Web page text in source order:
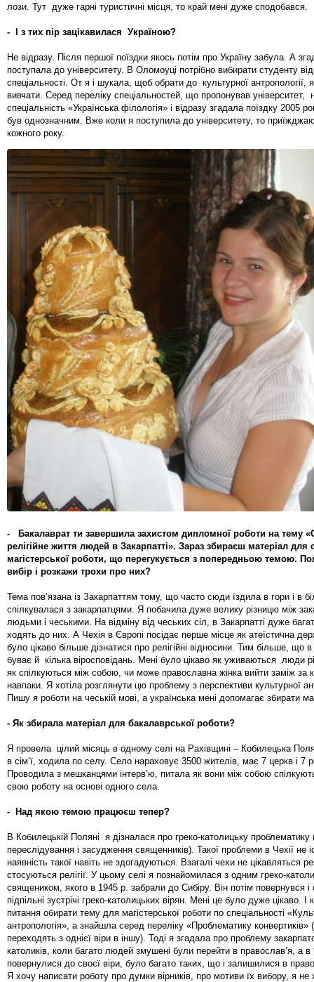
лози. Тут дуже гарні туристичні місця, то край мені дуже сподобався.
- І з тих пір зацікавилася Україною?
Не відразу. Після першої поїздки якось потім про Україну забула. А
поступала до університету. В Оломоуці потрібно вибирати студенту
спеціальності. От я і шукала, щоб обрати до культурної антропології,
вивчати. Серед переліку спеціальностей, що пропонував університет,
спеціальність «Українська філологія» і відразу згадала поїздку 2005
був однозначним. Вже коли я поступила до університету, то
кожного року.
- Бакалаврат ти завершила захистом дипломної роботи на тему
релігійне життя людей в Закарпатті». Зараз збираєш матеріал для
магістерської роботи, що перегукується з попередньою темою.
вибір і розкажи трохи про них?
Тема пов’язана із Закарпаттям тому, що часто сюди їздила в гори і в
спілкувалася з закарпатцями. Я побачила дуже велику різницю між
людьми і чеськими. На відміну від чеських сіл, в Закарпатті дуже
ходять до них. А Чехія в Європі посідає перше місце як атеїстична
було цікаво більше дізнатися про релігійні відносини. Тим більше, що
буває й кілька віросповідань. Мені було цікаво як уживаються люди
як спілкуються між собою, чи може православна жінка вийти заміж за
навпаки. Я хотіла розглянути цю проблему з перспективи культурної
Пишу я роботи на чеській мові, а українська мені допомагає збирати
- Як збирала матеріал для бакалаврської роботи?
Я провела цілий місяць в одному селі на Рахівщині – Кобилецька
в сім’ї, ходила по селу. Село нараховує 3500 жителів, має 7 церкв і 7
Проводила з мешканцями інтерв’ю, питала як вони між собою
свою роботу на основі одного села.
- Над якою темою працюєш тепер?
В Кобилецькій Поляні я дізналася про греко-католицьку проблематику
переслідування і засудження священників). Такої проблеми в Чехії не
наявність такої навіть не здогадуються. Взагалі чехи не цікавляться
стосуються релігії. У цьому селі я познайомилася з одним греко-
священиком, якого в 1945 р. забрали до Сибіру. Він потім повернувся і
підпільні зустрічі греко-католицьких вірян. Мені це було дуже цікаво. І
питання обирати тему для магістерської роботи по спеціальності
антропологія», а знайшла серед переліку «Проблематику конвертиків»
переходять з однієї віри в іншу). Тоді я згадала про проблему
католиків, коли багато людей змушені були перейти в православ’я, а в
повернулися до своєї віри, було багато таких, що і залишилися в
Я хочу написати роботу про думки вірників, про мотиви їх вибору, я не